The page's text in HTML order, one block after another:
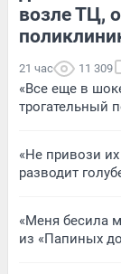
возле ТЦ,
21 час 11 309
«Все еще в
трогательный
«Не привози
разводит
«Меня бесила
из «Папиных